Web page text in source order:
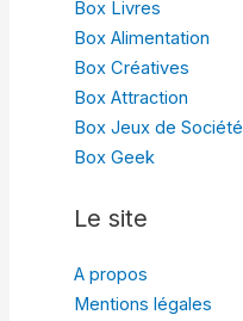
Box Livres
Box Alimentation
Box Créatives
Box Attraction
Box Jeux de Société
Box Geek
Le site
A propos
Mentions légales